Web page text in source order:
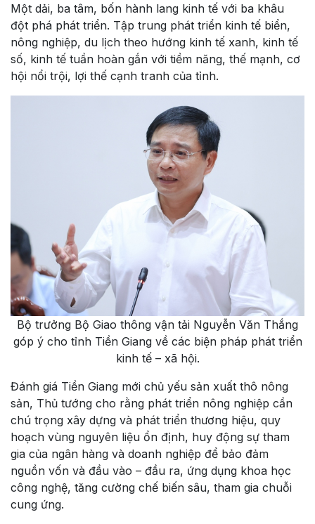
Một dải, ba tâm, bốn hành lang kinh tế với ba khâu
đột phá phát triển. Tập trung phát triển kinh tế biển,
nông nghiệp, du lịch theo hướng kinh tế xanh, kinh tế
số, kinh tế tuần hoàn gắn với tiềm năng, thế mạnh, cơ
hội nổi trội, lợi thế cạnh tranh của tỉnh.
Bộ trưởng Bộ Giao thông vận tải Nguyễn Văn Thắng
góp ý cho tỉnh Tiền Giang về các biện pháp phát triển
kinh tế – xã hội.
Đánh giá Tiền Giang mới chủ yếu sản xuất thô nông
sản, Thủ tướng cho rằng phát triển nông nghiệp cần
chú trọng xây dựng và phát triển thương hiệu, quy
hoạch vùng nguyên liệu ổn định, huy động sự tham
gia của ngân hàng và doanh nghiệp để bảo đảm
nguồn vốn và đầu vào – đầu ra, ứng dụng khoa học
công nghệ, tăng cường chế biến sâu, tham gia chuỗi
cung ứng.